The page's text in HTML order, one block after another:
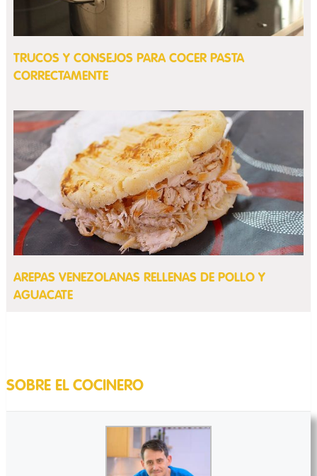
TRUCOS Y CONSEJOS PARA COCER PASTA
CORRECTAMENTE
AREPAS VENEZOLANAS RELLENAS DE POLLO Y
AGUACATE
SOBRE EL COCINERO